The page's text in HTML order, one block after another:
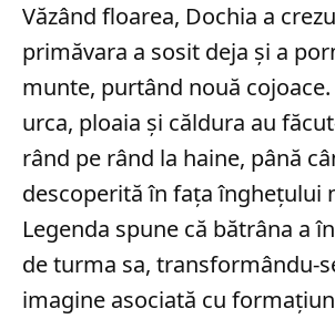
Văzând floarea, Dochia a
primăvara a sosit deja și a
munte, purtând nouă
urca, ploaia și căldura au
rând pe rând la haine, până
descoperită în fața înghețului
Legenda spune că bătrâna a
de turma sa, transformându-
imagine asociată cu